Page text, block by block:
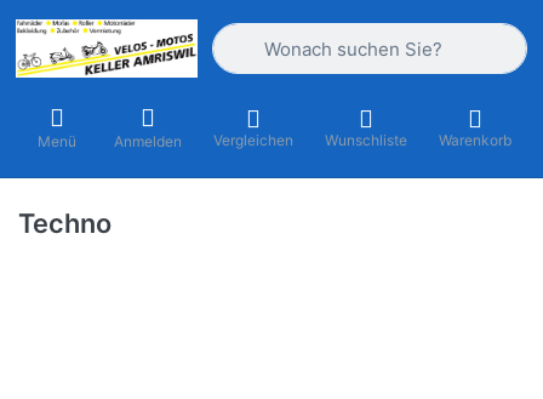
Geben Sie einen Suchbegriff ein.
Menü Anmelden Vergleichen Wunschliste Warenkorb
Techno